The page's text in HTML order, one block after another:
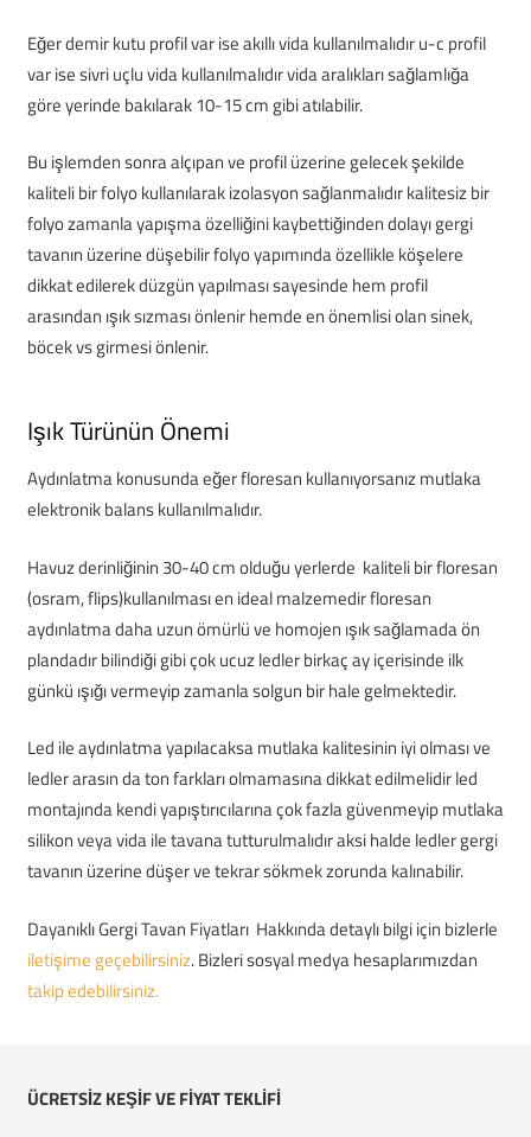
Eğer demir kutu profil var ise akıllı vida kullanılmalıdır u-c profil
var ise sivri uçlu vida kullanılmalıdır vida aralıkları sağlamlığa
göre yerinde bakılarak 10-15 cm gibi atılabilir.
Bu işlemden sonra alçıpan ve profil üzerine gelecek şekilde
kaliteli bir folyo kullanılarak izolasyon sağlanmalıdır kalitesiz bir
folyo zamanla yapışma özelliğini kaybettiğinden dolayı gergi
tavanın üzerine düşebilir folyo yapımında özellikle köşelere
dikkat edilerek düzgün yapılması sayesinde hem profil
arasından ışık sızması önlenir hemde en önemlisi olan sinek,
böcek vs girmesi önlenir.
Işık Türünün Önemi
Aydınlatma konusunda eğer floresan kullanıyorsanız mutlaka
elektronik balans kullanılmalıdır.
Havuz derinliğinin 30-40 cm olduğu yerlerde kaliteli bir floresan
(osram, flips)kullanılması en ideal malzemedir floresan
aydınlatma daha uzun ömürlü ve homojen ışık sağlamada ön
plandadır bilindiği gibi çok ucuz ledler birkaç ay içerisinde ilk
günkü ışığı vermeyip zamanla solgun bir hale gelmektedir.
Led ile aydınlatma yapılacaksa mutlaka kalitesinin iyi olması ve
ledler arasın da ton farkları olmamasına dikkat edilmelidir led
montajında kendi yapıştırıcılarına çok fazla güvenmeyip mutlaka
silikon veya vida ile tavana tutturulmalıdır aksi halde ledler gergi
tavanın üzerine düşer ve tekrar sökmek zorunda kalınabilir.
Dayanıklı Gergi Tavan Fiyatları Hakkında detaylı bilgi için bizlerle
iletişime geçebilirsiniz. Bizleri sosyal medya hesaplarımızdan
takip edebilirsiniz.
ÜCRETSİZ KEŞİF VE FİYAT TEKLİFİ